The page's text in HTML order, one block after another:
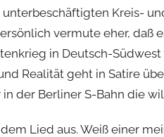
unterbeschäftigten Kreis-
vermute eher, daß
in Deutsch-Südwest
Realität geht in Satire
der Berliner S-Bahn die
Lied aus. Weiß einer